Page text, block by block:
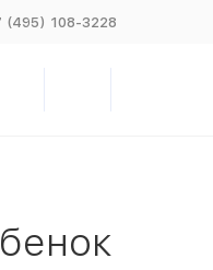
(495) 108-3228